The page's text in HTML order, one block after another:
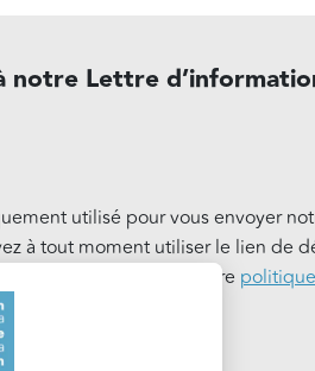
notre Lettre
utilisé pour vous envoyer
à tout moment utiliser le lien de
En savoir plus sur notre